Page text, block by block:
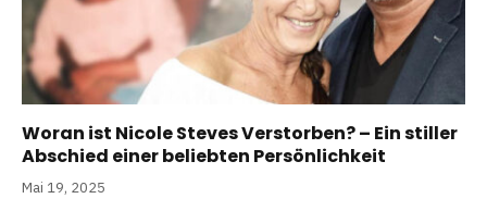
Woran ist Nicole Steves Verstorben? – Ein stiller
Abschied einer beliebten Persönlichkeit
Mai 19, 2025